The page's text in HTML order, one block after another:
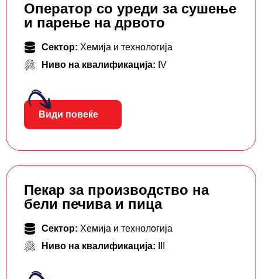
Оператор со уреди за сушење
и парење на дрвото
Сектор: Хемија и технологија
Ниво на квалификација: IV
Види повеќе
Пекар за производство на
бели печива и пица
Сектор: Хемија и технологија
Ниво на квалификација: